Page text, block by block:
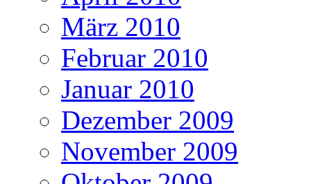
März 2010
Februar 2010
Januar 2010
Dezember 2009
November 2009